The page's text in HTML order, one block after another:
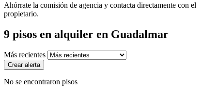
Ahórrate la comisión de agencia y contacta directamente con el
propietario.
9 pisos en alquiler en Guadalmar
Más recientes
Crear alerta
No se encontraron pisos